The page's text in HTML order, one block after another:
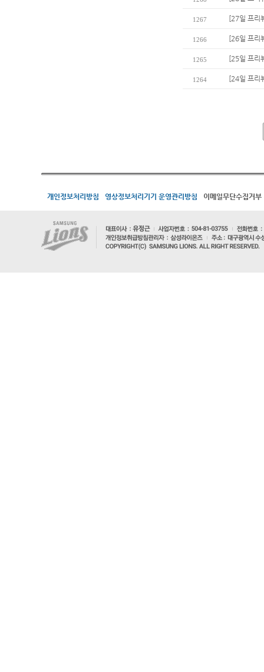
1267 [27일 프리
1266 [26일 프리
1265 [25일 프리
1264 [24일 프리
개인정보처리방침 영상정보처리기기 운영관리방침 이메일무단수집거부